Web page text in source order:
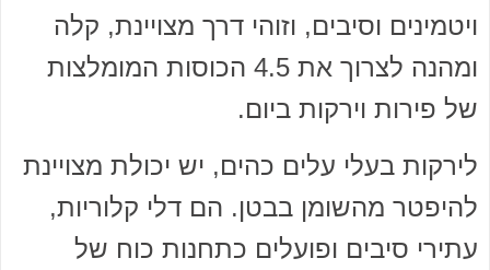
ויטמינים וסיבים, וזוהי דרך מצויינת, קלה
ומהנה לצרוך את 4.5 הכוסות המומלצות
של פירות וירקות ביום.
לירקות בעלי עלים כהים, יש יכולת מצויינת
להיפטר מהשומן בבטן. הם דלי קלוריות,
עתירי סיבים ופועלים כתחנות כוח של